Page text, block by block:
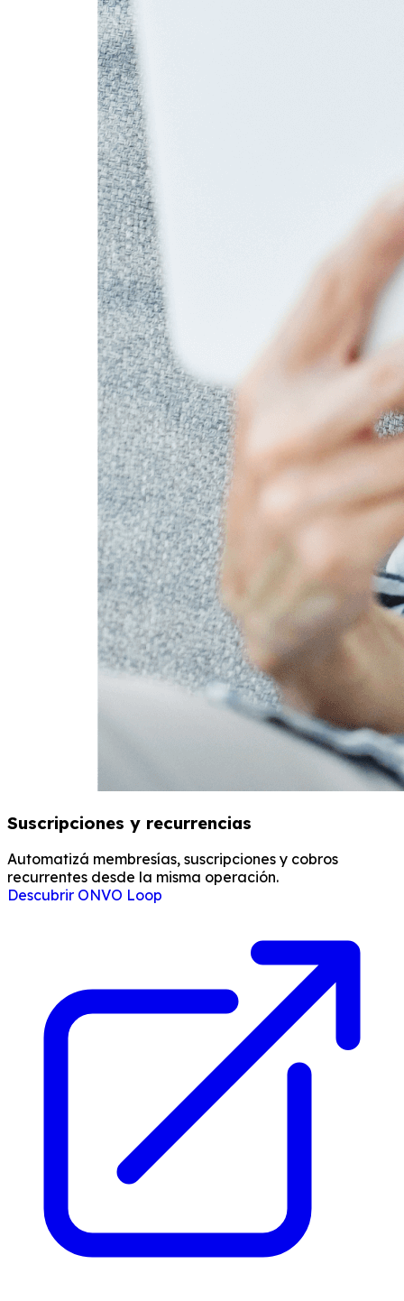
Suscripciones y recurrencias
Automatizá membresías, suscripciones y cobros
recurrentes desde la misma operación.
Descubrir ONVO Loop